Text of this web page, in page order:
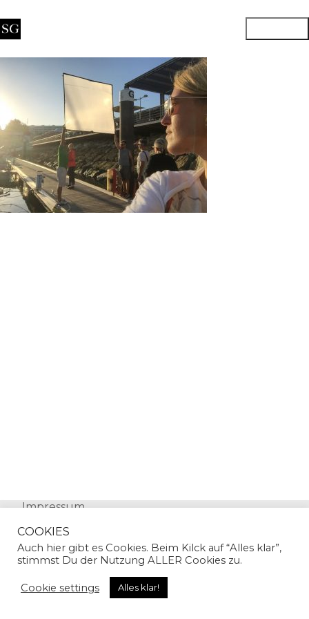
Impressum
© Copyright 2024 | Sandra Gallian | All Rights
COOKIES
Auch hier gibt es Cookies. Beim Kilck auf “Alles klar”,
stimmst Du der Nutzung ALLER Cookies zu.
Cookie settings Alles klar!